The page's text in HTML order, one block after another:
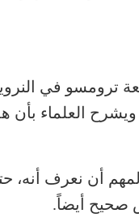
ترومسو في
العلماء بأن
أن نعرف أنه،
صحيح أيضاً.